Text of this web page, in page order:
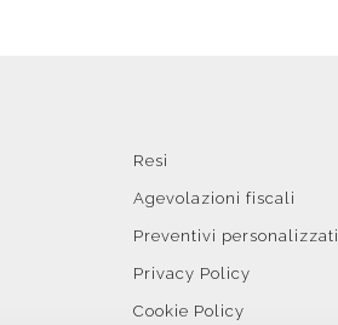
Resi
Agevolazioni fiscali
Preventivi personalizzati
Privacy Policy
Cookie Policy